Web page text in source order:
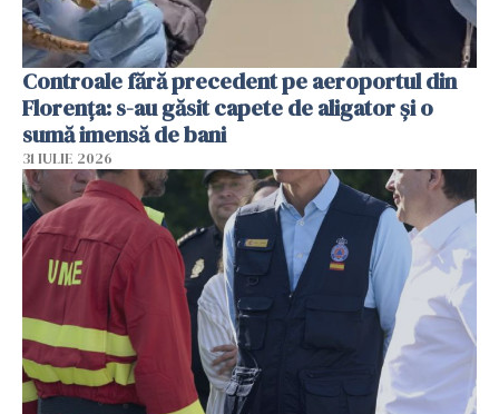
Controale fără precedent pe aeroportul din
Florența: s-au găsit capete de aligator și o
sumă imensă de bani
31 IULIE 2026